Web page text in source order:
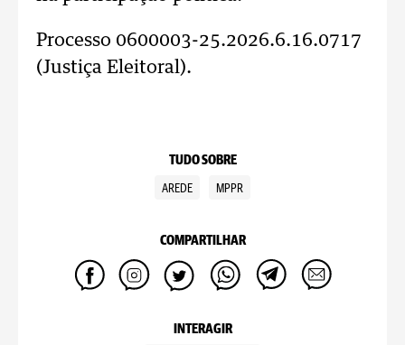
Processo 0600003-25.2026.6.16.0717
(Justiça Eleitoral).
TUDO SOBRE
AREDE MPPR
COMPARTILHAR
INTERAGIR